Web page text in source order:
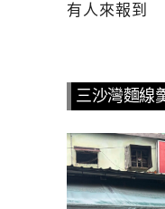
有人來報到
三沙灣麵線